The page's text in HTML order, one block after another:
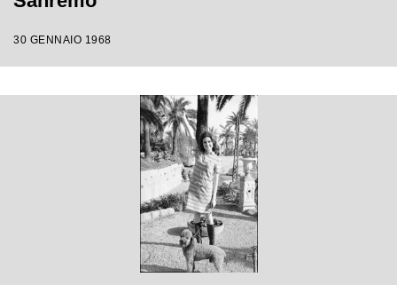
30 GENNAIO 1968